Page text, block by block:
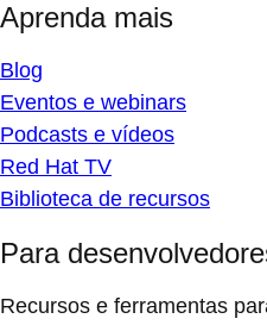
Aprenda mais
Blog
Eventos e webinars
Podcasts e vídeos
Red Hat TV
Biblioteca de recursos
Para
Recursos e ferramentas